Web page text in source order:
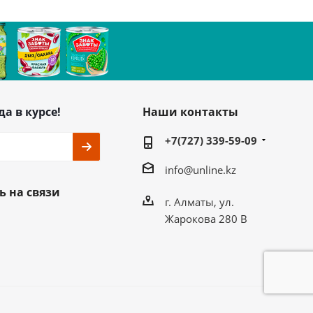
в курсе!
на связи
Наши контакты
+7(727) 339-59-09
info@unline.kz
г. Алматы, ул.
Жарокова 280 В